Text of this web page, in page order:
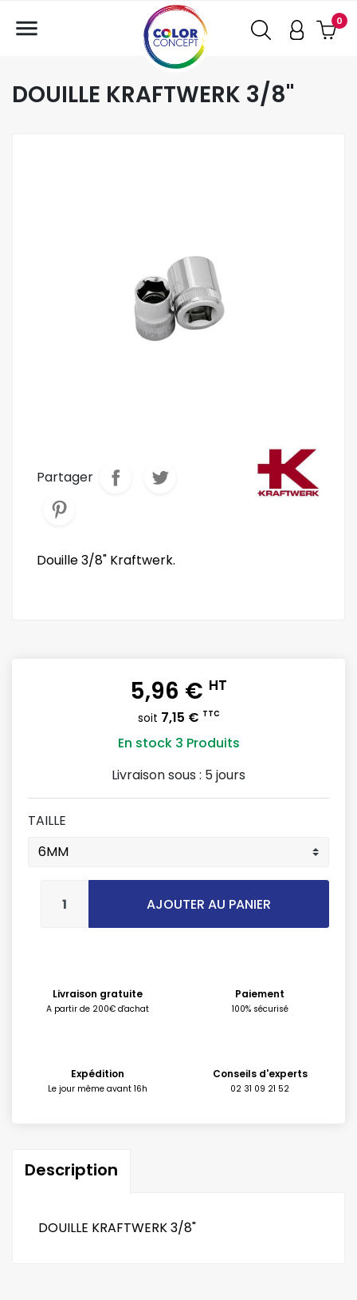
0

DOUILLE KRAFTWERK 3/8"
Partager
Douille 3/8" Kraftwerk.
5,96 € HT
soit 7,15 € TTC
En stock 3 Produits
Livraison sous : 5 jours
TAILLE
AJOUTER AU PANIER
Livraison gratuite
A partir de 200€ d'achat
Paiement
100% sécurisé
Expédition
Le jour même avant 16h
Conseils d'experts
02 31 09 21 52
Description
DOUILLE KRAFTWERK 3/8"